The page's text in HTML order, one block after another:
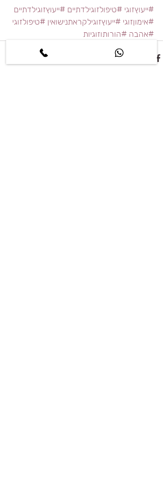
#ייעוץזוגי #טיפולזוגילדתיים #ייעוץזוגילדתיים
#אימוןזוגי #ייעוץזוגילקראתנישואין #טיפולזוגי
#אהבה #הורותוזוגיות